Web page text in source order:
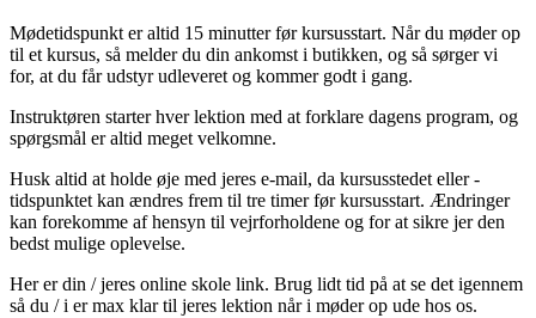
Mødetidspunkt er altid 15 minutter før kursusstart. Når du møder op
til et kursus, så melder du din ankomst i butikken, og så sørger vi
for, at du får udstyr udleveret og kommer godt i gang.
Instruktøren starter hver lektion med at forklare dagens program, og
spørgsmål er altid meget velkomne.
Husk altid at holde øje med jeres e-mail, da kursusstedet eller -
tidspunktet kan ændres frem til tre timer før kursusstart. Ændringer
kan forekomme af hensyn til vejrforholdene og for at sikre jer den
bedst mulige oplevelse.
Her er din / jeres online skole link. Brug lidt tid på at se det igennem
så du / i er max klar til jeres lektion når i møder op ude hos os.